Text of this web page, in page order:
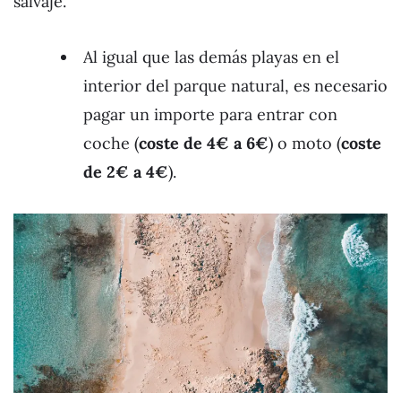
Al igual que las demás playas en el
interior del parque natural, es necesario
pagar un importe para entrar con
coche (coste de 4€ a 6€) o moto (coste
de 2€ a 4€).